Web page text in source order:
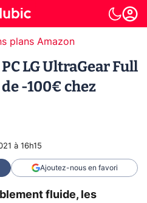
plans Amazon
LG UltraGear Full
-100€ chez
à 16h15
Ajoutez-nous en favori
fluide, les